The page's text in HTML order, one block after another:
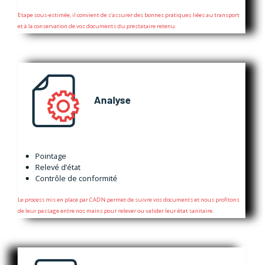
Etape sous-estimée, il convient de s'assurer des bonnes pratiques liées au transport
et à la conservation de vos documents du prestataire retenu.
Analyse
Pointage
Relevé d’état
Contrôle de conformité
Le process mis en place par CADN permet de suivre vos documents et nous profitons
de leur passage entre nos mains pour relever ou valider leur état sanitaire.